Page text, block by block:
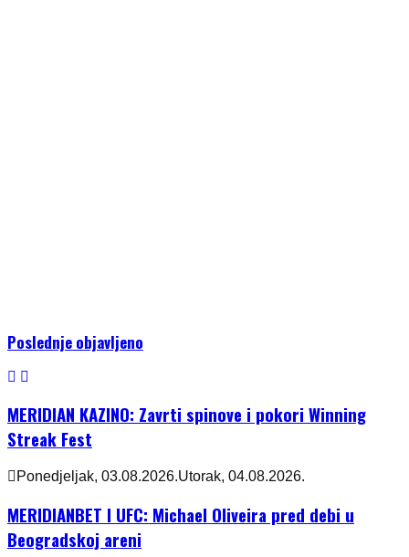
Poslednje objavljeno
MERIDIAN KAZINO: Zavrti spinove i pokori Winning
Streak Fest
Ponedjeljak, 03.08.2026.Utorak, 04.08.2026.
MERIDIANBET I UFC: Michael Oliveira pred debi u
Beogradskoj areni